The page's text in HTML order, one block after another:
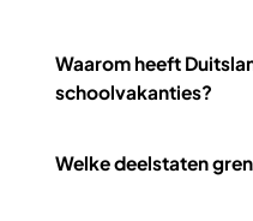
Waarom heeft
schoolvakanties?
Welke deelstaten